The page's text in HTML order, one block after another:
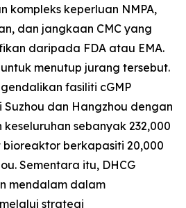
kompleks keperluan NMPA,
dan jangkaan CMC yang
daripada FDA atau EMA.
menutup jurang tersebut.
fasiliti cGMP
dan Hangzhou dengan
sebanyak 232,000
berkapasiti 20,000
Sementara itu, DHCG
mendalam dalam
strategi